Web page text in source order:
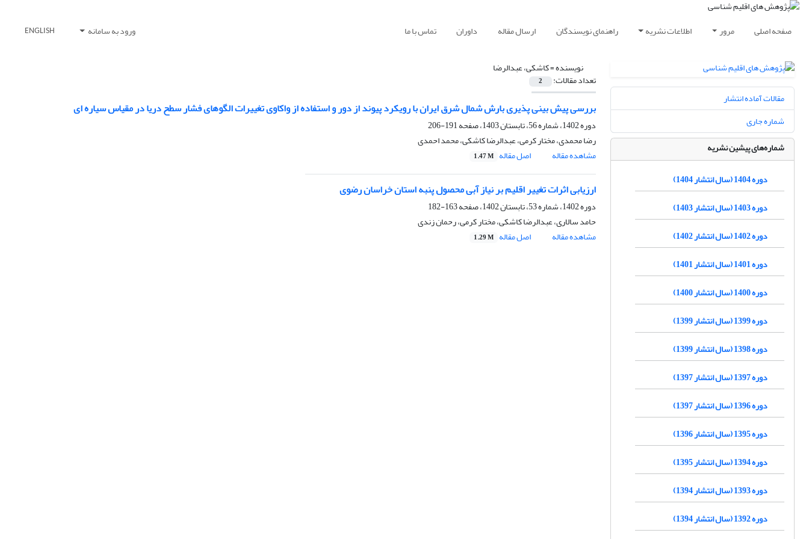
صفحه اصلی مرور اطلاعات نشریه راهنمای نویسندگان ارسال مقاله داوران تماس با ما ورود به سامانه ENGLISH
نویسنده =کاشکی، عبدالرضا
تعداد مقالات: 2
بررسی پیش بینی پذیری بارش شمال شرق ایران با رویکرد پیوند از دور و استفاده از واکاوی تغییرات الگوهای فشار سطح دریا در مقیاس سیاره ای
دوره 1402، شماره 56، تابستان 1403، صفحه
191-206
رضا محمدی، مختار کرمی، عبدالرضا کاشکی، محمد احمدی
مشاهده مقاله
اصل مقاله 1.47 M
ارزیابی اثرات تغییر اقلیم بر نیاز آبی محصول پنبه استان خراسان رضوی
دوره 1402، شماره 53، تابستان 1402، صفحه
163-182
حامد سالاری، عبدالرضا کاشکی، مختار کرمی، رحمان زندی
مشاهده مقاله
اصل مقاله 1.29 M
مقالات آماده انتشار
شماره جاری
شماره‌های پیشین نشریه
دوره 1404 (سال انتشار 1404)
دوره 1403 (سال انتشار 1403)
دوره 1402 (سال انتشار 1402)
دوره 1401 (سال انتشار 1401)
دوره 1400 (سال انتشار 1400)
دوره 1399 (سال انتشار 1399)
دوره 1398 (سال انتشار 1399)
دوره 1397 (سال انتشار 1397)
دوره 1396 (سال انتشار 1397)
دوره 1395 (سال انتشار 1396)
دوره 1394 (سال انتشار 1395)
دوره 1393 (سال انتشار 1394)
دوره 1392 (سال انتشار 1394)